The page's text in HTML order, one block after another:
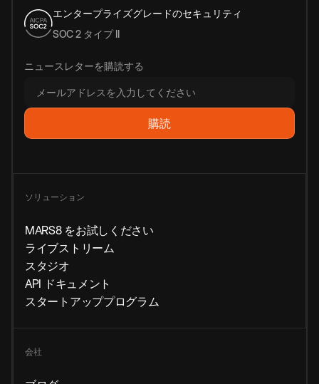
エンタープライズグレードのセキュリティ
SOC 2 タイプ II
ニュースレターを購読する
ソリューション
MARS8 をお試しください
ライブストリーム
スタジオ
API ドキュメント
スタートアッププログラム
会社